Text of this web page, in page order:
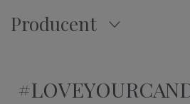
Producent